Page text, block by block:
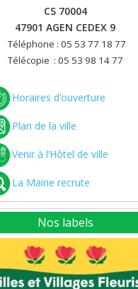
CS 70004
47901 AGEN CEDEX 9
Téléphone : 05 53 77 18 77
Télécopie : 05 53 98 14 77
Horaires d’ouverture
Plan de la ville
Venir à l’Hôtel de ville
La Mairie recrute
Nos labels